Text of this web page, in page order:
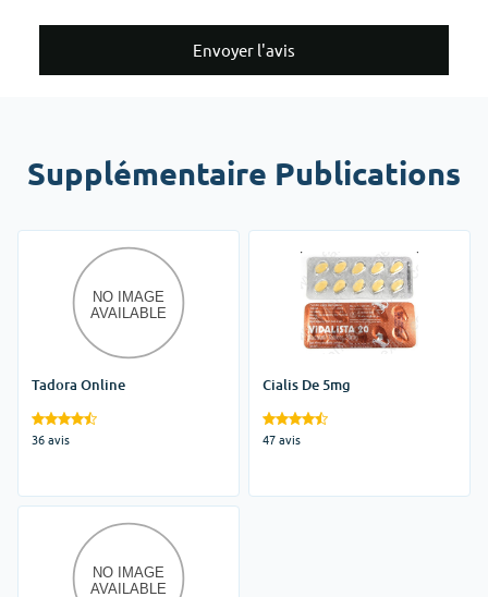
Envoyer l'avis
Supplémentaire Publications
Tadora Online
36 avis
Cialis De 5mg
47 avis